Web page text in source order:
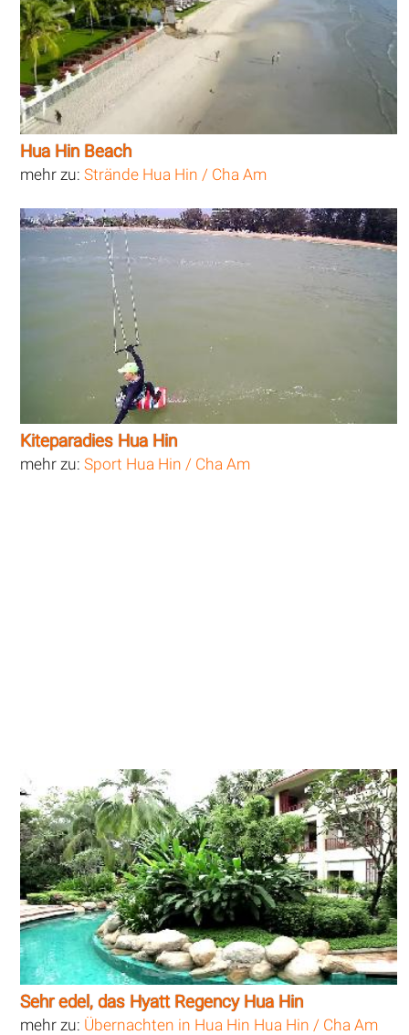
Hua Hin Beach
mehr zu:Strände Hua Hin / Cha Am
Kiteparadies Hua Hin
mehr zu:Sport Hua Hin / Cha Am
Sehr edel, das Hyatt Regency Hua Hin
mehr zu: Übernachten in Hua Hin Hua Hin / Cha Am